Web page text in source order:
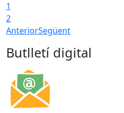
1
2
AnteriorSegüent
Butlletí digital